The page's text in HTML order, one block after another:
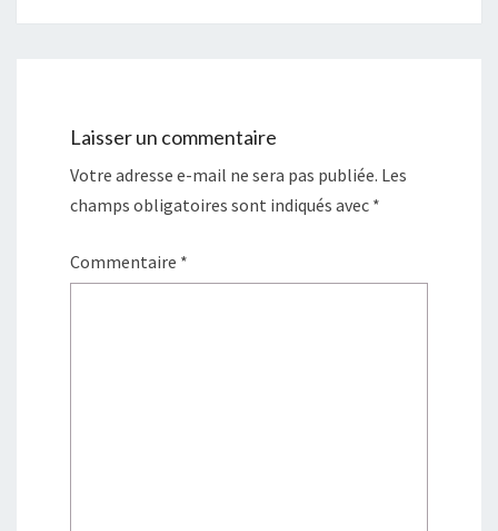
Laisser un commentaire
Votre adresse e-mail ne sera pas publiée. Les
champs obligatoires sont indiqués avec *
Commentaire *